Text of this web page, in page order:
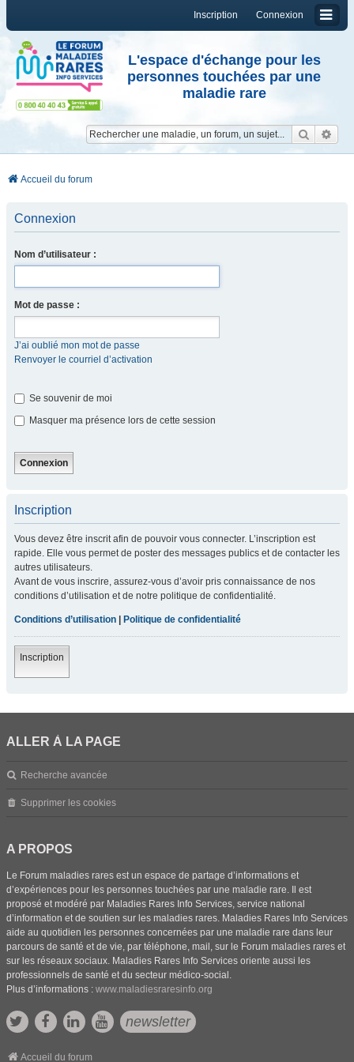
Connexion
Inscription
L'espace d'échange pour les
personnes touchées par une
maladie rare
Accueil du forum
Connexion
Nom d’utilisateur :
Mot de passe :
J’ai oublié mon mot de passe
Renvoyer le courriel d’activation
Se souvenir de moi
Masquer ma présence lors de cette session
Inscription
Vous devez être inscrit afin de pouvoir vous connecter. L’inscription est
rapide. Elle vous permet de poster des messages publics et de contacter les
autres utilisateurs.
Avant de vous inscrire, assurez-vous d’avoir pris connaissance de nos
conditions d’utilisation et de notre politique de confidentialité.
Conditions d’utilisation Politique de confidentialité
Inscription
ALLER À LA PAGE
Recherche avancée
Supprimer les cookies
A PROPOS
Le Forum maladies rares est un espace de partage d’informations et
d’expériences pour les personnes touchées par une maladie rare. Il est
proposé et modéré par Maladies Rares Info Services, service national
d’information et de soutien sur les maladies rares. Maladies Rares Info Services
aide au quotidien les personnes concernées par une maladie rare dans leur
parcours de santé et de vie, par téléphone, mail, sur le Forum maladies rares et
sur les réseaux sociaux. Maladies Rares Info Services oriente aussi les
professionnels de santé et du secteur médico-social.
Plus d’informations : www.maladiesraresinfo.org
newsletter
Accueil du forum